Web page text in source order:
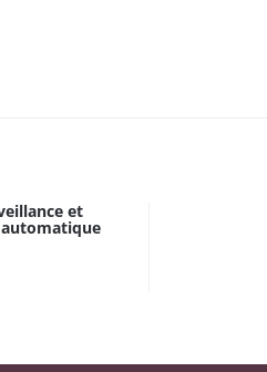
et